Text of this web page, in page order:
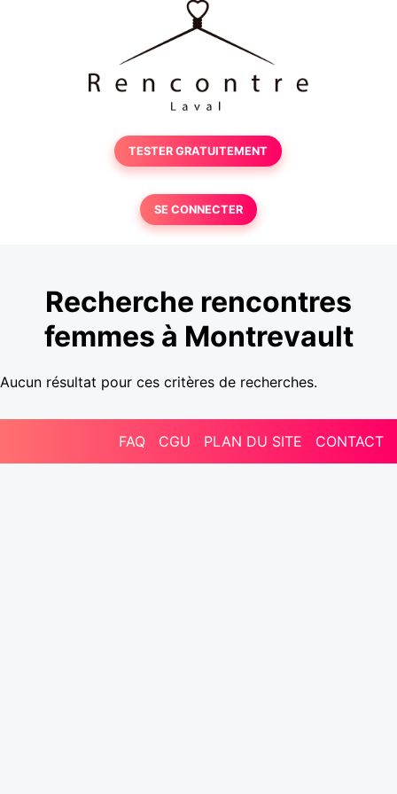
TESTER GRATUITEMENT
SE CONNECTER
Recherche rencontres
femmes à Montrevault
Aucun résultat pour ces critères de recherches.
FAQ CGU PLAN DU SITE CONTACT